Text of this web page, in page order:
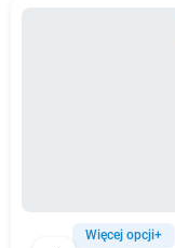
Więcej opcji+